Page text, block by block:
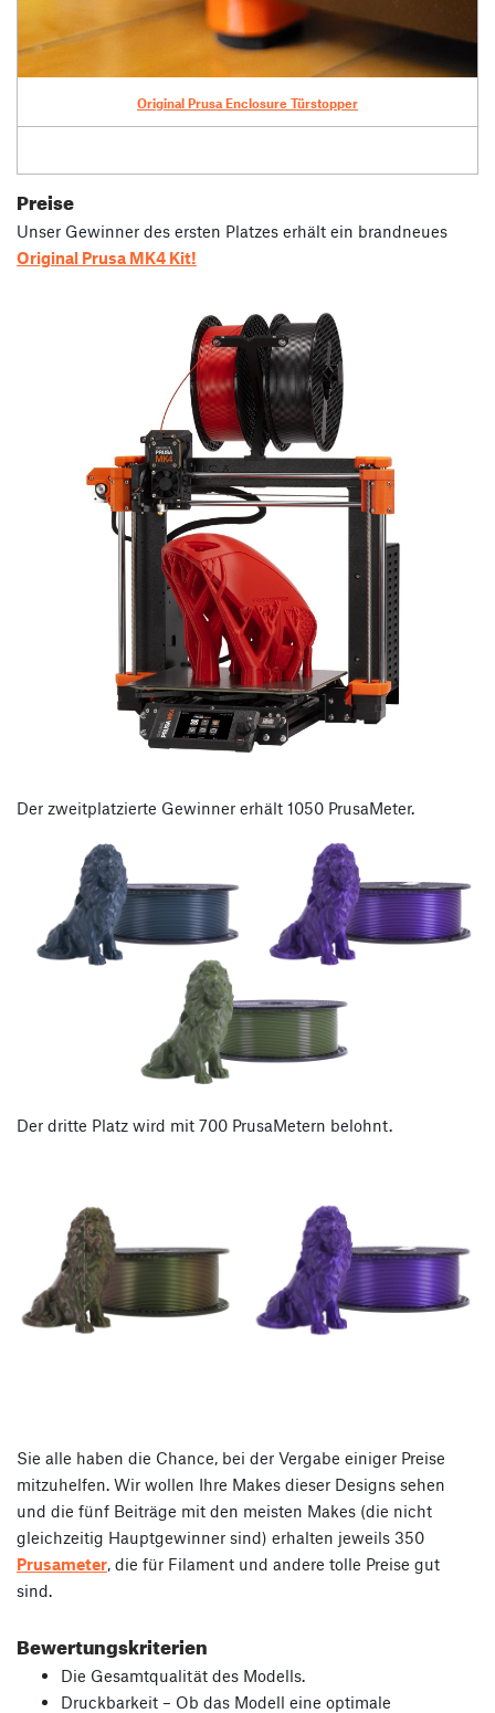
Original Prusa Enclosure Türstopper
Preise
Unser Gewinner des ersten Platzes erhält ein brandneues
Original Prusa MK4 Kit!
Der zweitplatzierte Gewinner erhält 1050 PrusaMeter.
Der dritte Platz wird mit 700 PrusaMetern belohnt.
Sie alle haben die Chance, bei der Vergabe einiger Preise
mitzuhelfen. Wir wollen Ihre Makes dieser Designs sehen
und die fünf Beiträge mit den meisten Makes (die nicht
gleichzeitig Hauptgewinner sind) erhalten jeweils 350
Prusameter, die für Filament und andere tolle Preise gut
sind.
Bewertungskriterien
Die Gesamtqualität des Modells.
Druckbarkeit – Ob das Modell eine optimale